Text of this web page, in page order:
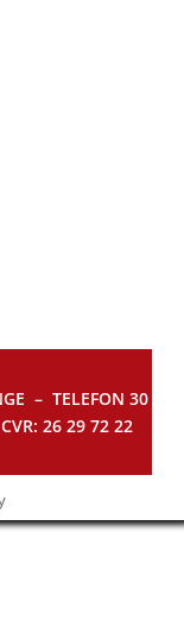
– TELEFON 30
26 29 72 22